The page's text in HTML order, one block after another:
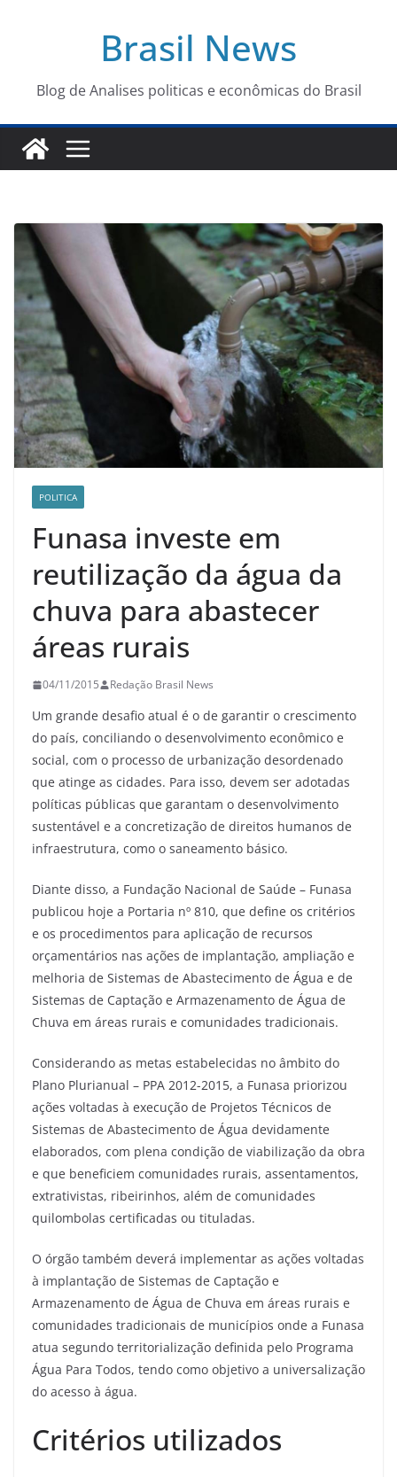
conteúdo
Brasil News
Blog de Analises politicas e econômicas do Brasil
POLITICA
Funasa investe em
reutilização da água da
chuva para abastecer
áreas rurais
04/11/2015 Redação Brasil News
Um grande desafio atual é o de garantir o crescimento
do país, conciliando o desenvolvimento econômico e
social, com o processo de urbanização desordenado
que atinge as cidades. Para isso, devem ser adotadas
políticas públicas que garantam o desenvolvimento
sustentável e a concretização de direitos humanos de
infraestrutura, como o saneamento básico.
Diante disso, a Fundação Nacional de Saúde – Funasa
publicou hoje a Portaria nº 810, que define os critérios
e os procedimentos para aplicação de recursos
orçamentários nas ações de implantação, ampliação e
melhoria de Sistemas de Abastecimento de Água e de
Sistemas de Captação e Armazenamento de Água de
Chuva em áreas rurais e comunidades tradicionais.
Considerando as metas estabelecidas no âmbito do
Plano Plurianual – PPA 2012-2015, a Funasa priorizou
ações voltadas à execução de Projetos Técnicos de
Sistemas de Abastecimento de Água devidamente
elaborados, com plena condição de viabilização da obra
e que beneficiem comunidades rurais, assentamentos,
extrativistas, ribeirinhos, além de comunidades
quilombolas certificadas ou tituladas.
O órgão também deverá implementar as ações voltadas
à implantação de Sistemas de Captação e
Armazenamento de Água de Chuva em áreas rurais e
comunidades tradicionais de municípios onde a Funasa
atua segundo territorialização definida pelo Programa
Água Para Todos, tendo como objetivo a universalização
do acesso à água.
Critérios utilizados